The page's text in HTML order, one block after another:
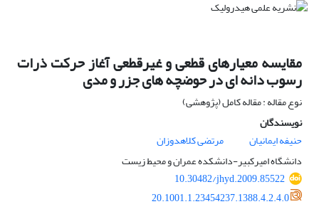
مقایسه معیارهای قطعی و غیرقطعی آغاز حرکت ذرات
رسوب دانه ای در حوضچه های جزر و مدی
نوع مقاله : مقاله کامل (پژوهشی)
نویسندگان
حنیفه ایمانیان
مرتضی کلاهدوزان
دانشگاه امیرکبیر-دانشکده عمران و محیط زیست
10.30482/jhyd.2009.85522
20.1001.1.23454237.1388.4.2.4.0